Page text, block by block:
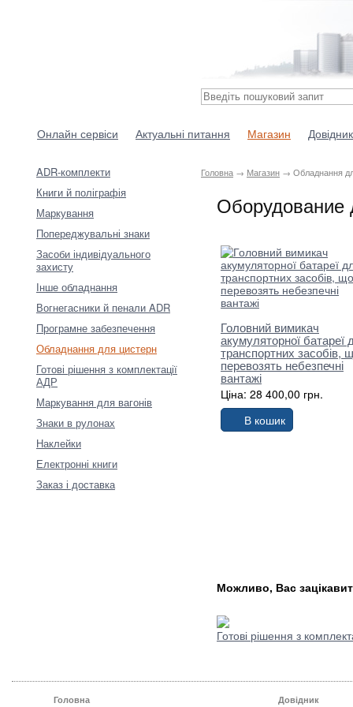
Онлайн сервіси Актуальні питання Магазин Довідник
ADR-комплекти
Книги й поліграфія
Маркування
Попереджувальні знаки
Засоби індивідуального
захисту
Інше обладнання
Вогнегасники й пенали ADR
Програмне забезпечення
Обладнання для цистерн
Готові рішення з комплектації
АДР
Маркування для вагонів
Знаки в рулонах
Наклейки
Електронні книги
Заказ і доставка
Головна → Магазин → Обладнання
Оборудование
Головний вимикач
акумуляторної батареї
транспортних засобів,
перевозять небезпечні
вантажі
Ціна: 28 400,00 грн.
В кошик
Можливо, Вас
Готові рішення з
Головна Довідник